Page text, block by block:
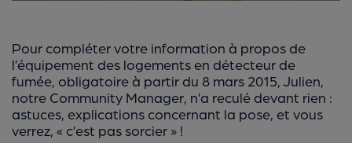
Pour compléter votre information à propos de
l’équipement des logements en détecteur de
fumée, obligatoire à partir du 8 mars 2015, Julien,
notre Community Manager, n’a reculé devant rien :
astuces, explications concernant la pose, et vous
verrez, « c’est pas sorcier » !